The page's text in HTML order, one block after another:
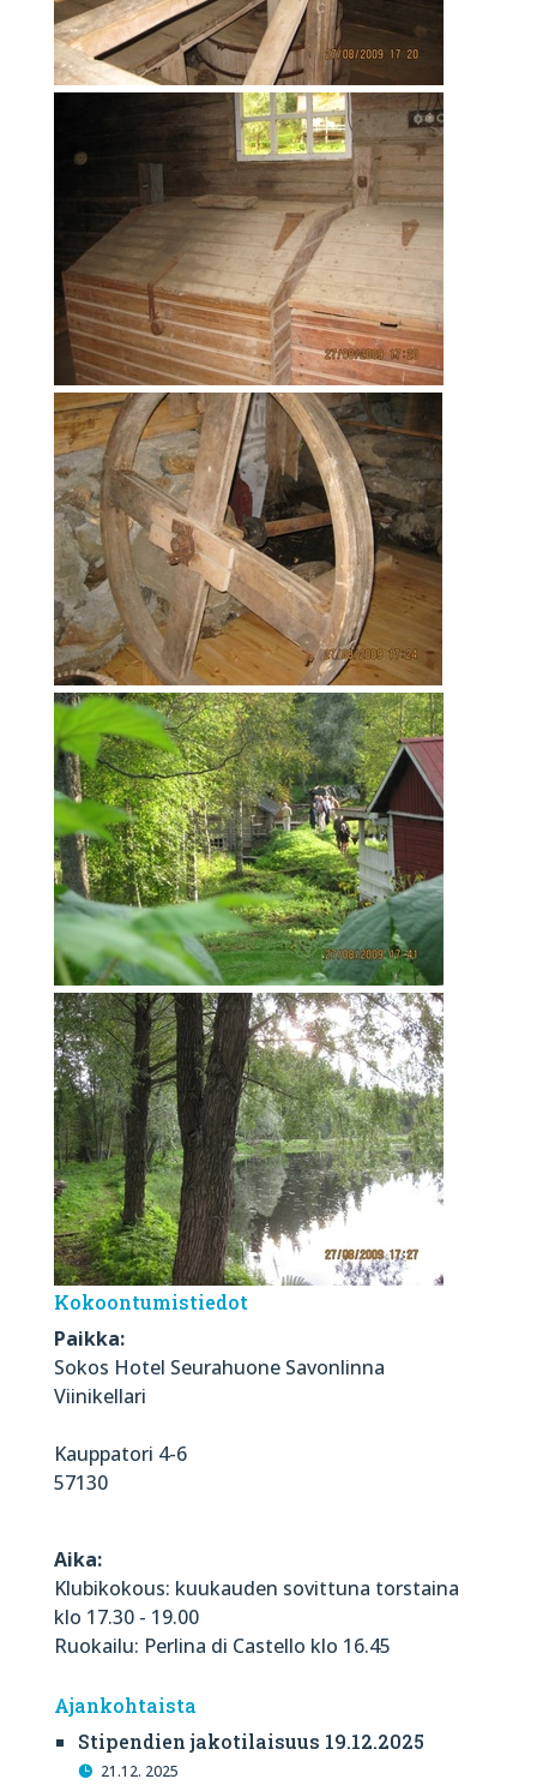
Kokoontumistiedot
Paikka:
Sokos Hotel Seurahuone Savonlinna
Viinikellari
Kauppatori 4-6
57130
Aika:
Klubikokous: kuukauden sovittuna torstaina
klo 17.30 - 19.00
Ruokailu: Perlina di Castello klo 16.45
Ajankohtaista
Stipendien jakotilaisuus 19.12.2025
21.12. 2025